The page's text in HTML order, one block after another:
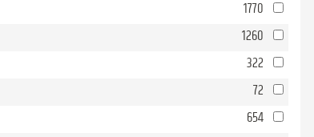
1770
1260
322
72
654